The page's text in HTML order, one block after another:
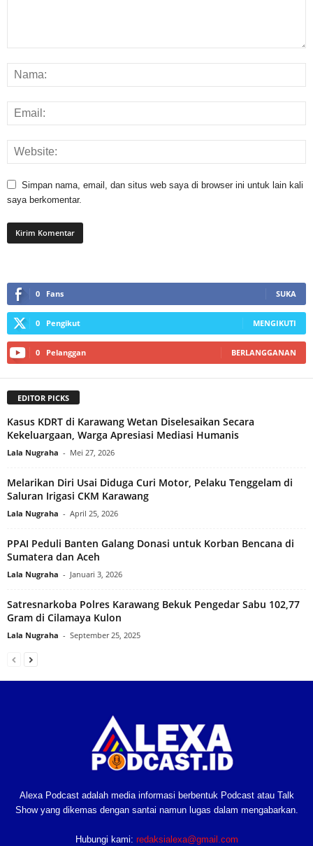
Simpan nama, email, dan situs web saya di browser ini untuk lain kali
saya berkomentar.
0 Fans SUKA
0 Pengikut MENGIKUTI
0 Pelanggan BERLANGGANAN
EDITOR PICKS
Kasus KDRT di Karawang Wetan Diselesaikan Secara
Kekeluargaan, Warga Apresiasi Mediasi Humanis
Lala Nugraha - Mei 27, 2026
Melarikan Diri Usai Diduga Curi Motor, Pelaku Tenggelam di
Saluran Irigasi CKM Karawang
Lala Nugraha - April 25, 2026
PPAI Peduli Banten Galang Donasi untuk Korban Bencana di
Sumatera dan Aceh
Lala Nugraha - Januari 3, 2026
Satresnarkoba Polres Karawang Bekuk Pengedar Sabu 102,77
Gram di Cilamaya Kulon
Lala Nugraha - September 25, 2025
Alexa Podcast adalah media informasi berbentuk Podcast atau Talk
Show yang dikemas dengan santai namun lugas dalam mengabarkan.
Hubungi kami: redaksialexa@gmail.com